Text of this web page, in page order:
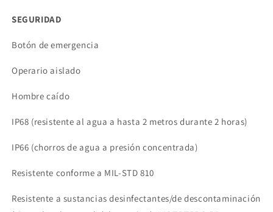
SEGURIDAD
Botón de emergencia
Operario aislado
Hombre caído
IP68 (resistente al agua a hasta 2 metros durante 2 horas)
IP66 (chorros de agua a presión concentrada)
Resistente conforme a MIL-STD 810
Resistente a sustancias desinfectantes/de descontaminación